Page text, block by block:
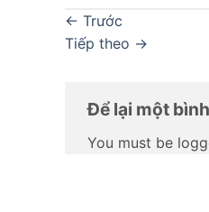
← Trước
Tiếp theo →
Để lại một
You must be